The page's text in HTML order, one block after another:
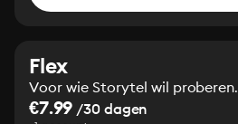
Flex
Voor wie Storytel wil proberen.
€7.99 /30 dagen